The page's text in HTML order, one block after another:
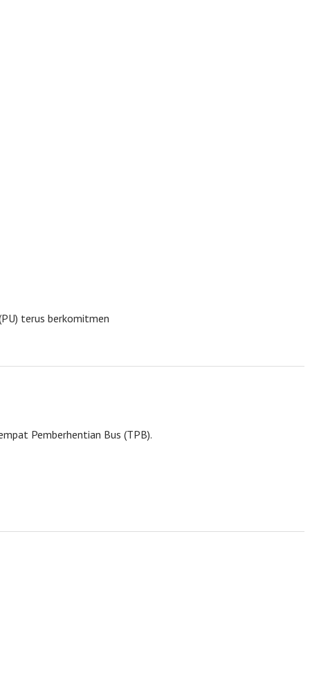
terus berkomitmen
Pemberhentian Bus (TPB).